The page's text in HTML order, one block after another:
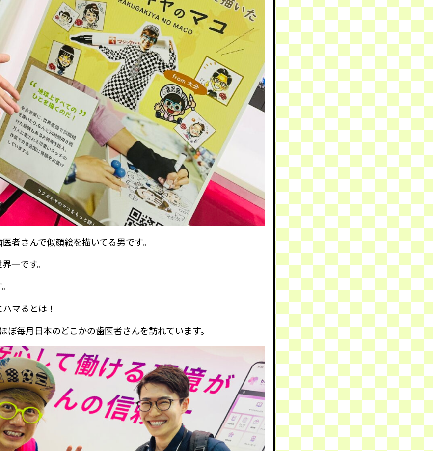
者さんで似顔絵を描いてる男です。
一です。
マるとは！
ぼ毎月日本のどこかの歯医者さんを訪れています。